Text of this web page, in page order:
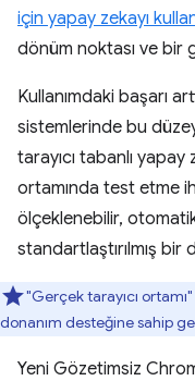
için yapay zekayı
dönüm noktası ve bir
Kullanımdaki başarı
sistemlerinde bu
tarayıcı tabanlı
ortamında test etme
ölçeklenebilir,
standartlaştırılmış bir
"Gerçek tarayıcı
donanım desteğine sahip
Yeni Gözetimsiz